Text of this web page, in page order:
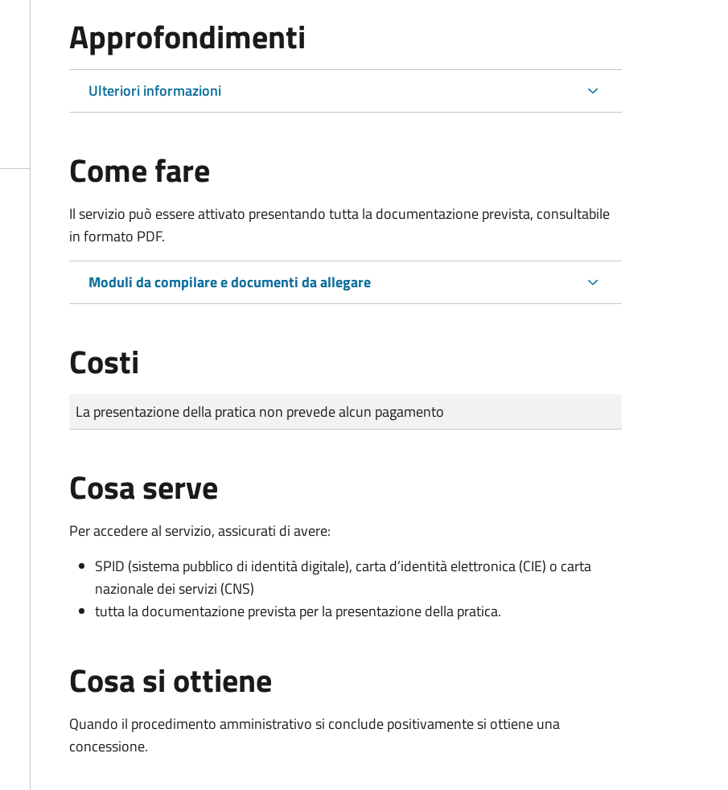
Approfondimenti
Ulteriori informazioni
Come fare
Il servizio può essere attivato presentando tutta la documentazione prevista, consultabile
in formato PDF.
Moduli da compilare e documenti da allegare
Costi
Tipo di pagamento
Importo
La presentazione della pratica non prevede alcun pagamento
Cosa serve
Per accedere al servizio, assicurati di avere:
SPID (sistema pubblico di identità digitale), carta d’identità elettronica (CIE) o carta
nazionale dei servizi (CNS)
tutta la documentazione prevista per la presentazione della pratica.
Cosa si ottiene
Quando il procedimento amministrativo si conclude positivamente si ottiene una
concessione.